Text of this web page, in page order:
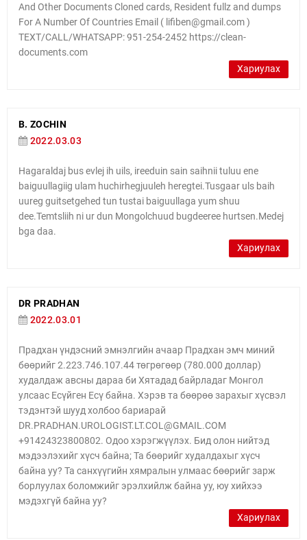
And Other Documents Cloned cards, Resident fullz and dumps
For A Number Of Countries Email ( lifiben@gmail.com )
TEXT/CALL/WHATSAPP: 951-254-2452 https://clean-
documents.com
Хариулах
B. ZOCHIN
2022.03.03
Hagaraldaj bus evlej ih uils, ireeduin sain saihnii tuluu ene
baiguullagiig ulam huchirhegjuuleh heregtei.Tusgaar uls baih
uureg guitsetgehed tun tustai baiguullaga yum shuu
dee.Temtsliih ni ur dun Mongolchuud bugdeeree hurtsen.Medej
bga daa.
Хариулах
DR PRADHAN
2022.03.01
Прадхан үндэсний эмнэлгийн ачаар Прадхан эмч миний
бөөрийг 2.223.746.107.44 төгрөгөөр (780.000 доллар)
худалдаж авсны дараа би Хятадад байрладаг Монгол
улсаас Есүйген Есү байна. Хэрэв та бөөрөө зарахыг хүсвэл
тэдэнтэй шууд холбоо бариарай
DR.PRADHAN.UROLOGIST.LT.COL@GMAIL.COM
+91424323800802. Одоо хэрэгжүүлэх. Бид олон нийтэд
мэдээлэхийг хүсч байна; Та бөөрийг худалдахыг хүсч
байна уу? Та санхүүгийн хямралын улмаас бөөрийг зарж
борлуулах боломжийг эрэлхийлж байна уу, юу хийхээ
мэдэхгүй байна уу?
Хариулах